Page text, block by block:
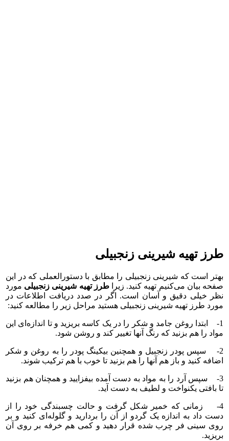
طرز تهیه شیرینی زنجبیلی
بهتر است که شیرینی زنجبیلی را مطابق با دستورالعملی که در این
صفحه بیان می‌کنیم تهیه کنید. زیراطرز تهیه شیرینی زنجبیلی مورد
نظر خیلی دقیق و آسان است. اگر در صدد دریافت اطلاعات در
مورد طرز تهیه شیرینی زنجبیلی هستید مراحل زیر را مطالعه کنید:
1- ابتدا روغن جامد و شکر را در یک کاسه بریزید و تا اندازه‌ای این
مواد را هم بزنید که رنگ آنها تغییر کند و روشن شود.
2- سپس پودر زنجبیل و همچنین بیکینگ پودر را به روغن و شکر
اضافه کنید و باز هم آنها را هم بزنید تا خوب با هم ترکیب شوند.
3- سپس آرد را به مواد به دست آمده بیفزایید و همچنان هم بزنید
تا بافتی یکنواخت و لطیف به دست آید.
4- زمانی که خمیر شکل گرفت و حالت چسبندگی خود را از
دست داد به اندازه یک گردو از آن را بردارید و گلوله‌ای کنید و بر
روی سینی فر چرب شده قرار دهید و کمی هم خرفه بر روی آن
بریزید.